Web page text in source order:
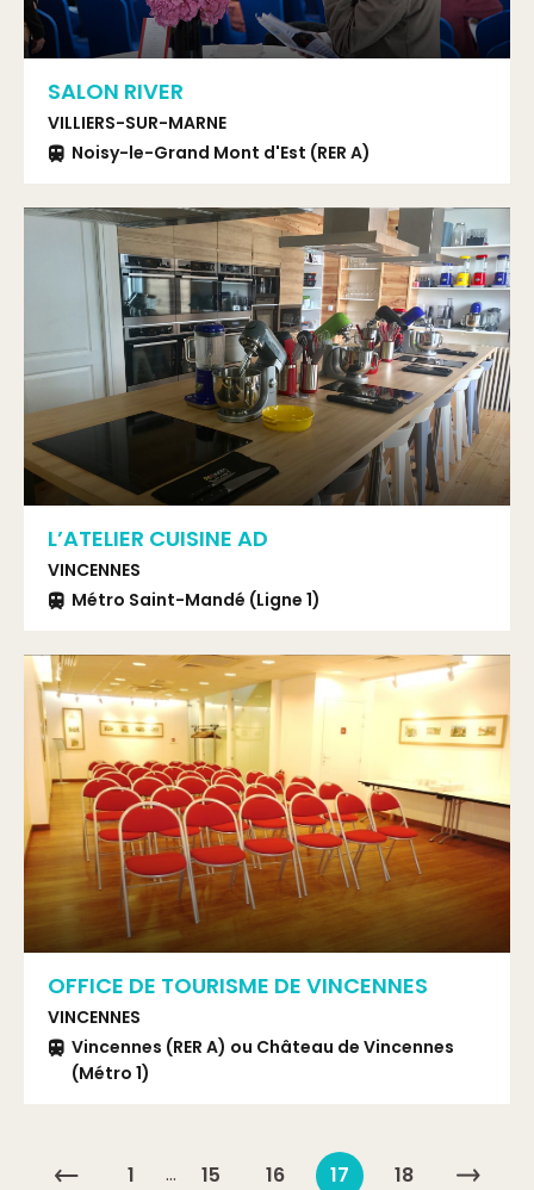
SALON RIVER
VILLIERS-SUR-MARNE
Noisy-le-Grand Mont d'Est (RER A)
L’ATELIER CUISINE AD
VINCENNES
Métro Saint-Mandé (Ligne 1)
OFFICE DE TOURISME DE VINCENNES
VINCENNES
Vincennes (RER A) ou Château de Vincennes
(Métro 1)
1 … 15 16 17 18